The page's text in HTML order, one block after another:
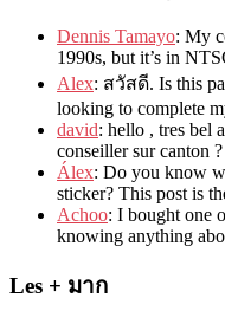
Dennis Tamayo: My
1990s, but it’s in
Alex: สวัสดี. Is this
looking to complete
david: hello , tres bel
conseiller sur canton ?
Álex: Do you know
sticker? This post is
Achoo: I bought one
knowing anything
Les + มาก